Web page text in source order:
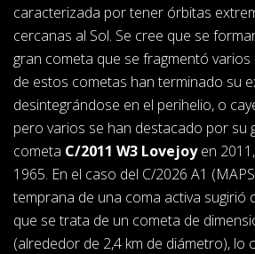
caracterizada por tener órbitas
cercanas al Sol. Se cree que se
gran cometa que se fragmentó
de estos cometas han terminado su
desintegrándose en el perihelio, o
pero varios se han destacado por su
cometa C/2011 W3 Lovejoyen
1965. En el caso del C/2026 A1
temprana de una coma activa sugirió
que se trata de un cometa de
(alrededor de 2,4 km de diámetro), lo